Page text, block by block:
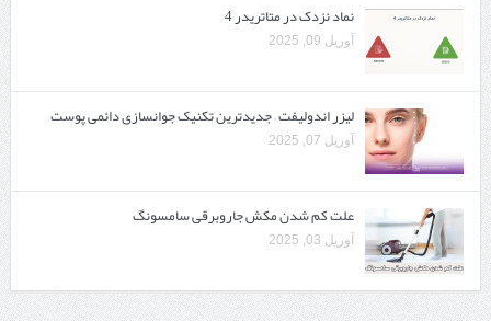
نماد نزدک در متاتریدر 4
آوریل 09, 2025
لیزر اندولیفت – جدیدترین تکنیک جوانسازی دائمی پوست
آوریل 07, 2025
علت کم شدن مکش جاروبرقی سامسونگ
آوریل 03, 2025